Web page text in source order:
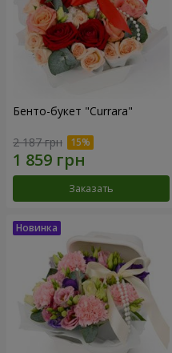
Бенто-букет "Currara"
2 187 грн
Заказать